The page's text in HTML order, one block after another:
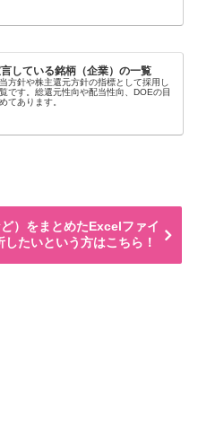
している銘柄（企業）の一覧
方針や株主還元方針の指標として採用し
です。総還元性向や配当性向、DOEの目
てあります。
）をまとめたExcelファイ
たいという方はこちら！